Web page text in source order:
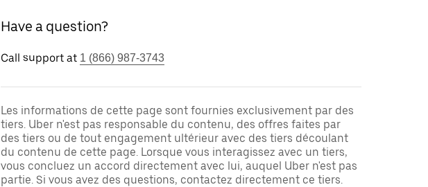
Have a question?
Call support at 1 (866) 987-3743
Les informations de cette page sont fournies exclusivement par des
tiers. Uber n'est pas responsable du contenu, des offres faites par
des tiers ou de tout engagement ultérieur avec des tiers découlant
du contenu de cette page. Lorsque vous interagissez avec un tiers,
vous concluez un accord directement avec lui, auquel Uber n'est pas
partie. Si vous avez des questions, contactez directement ce tiers.